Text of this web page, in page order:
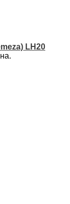
LH20